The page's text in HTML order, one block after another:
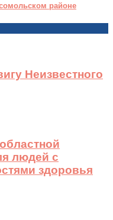
районе
Неизвестного
людей с
здоровья